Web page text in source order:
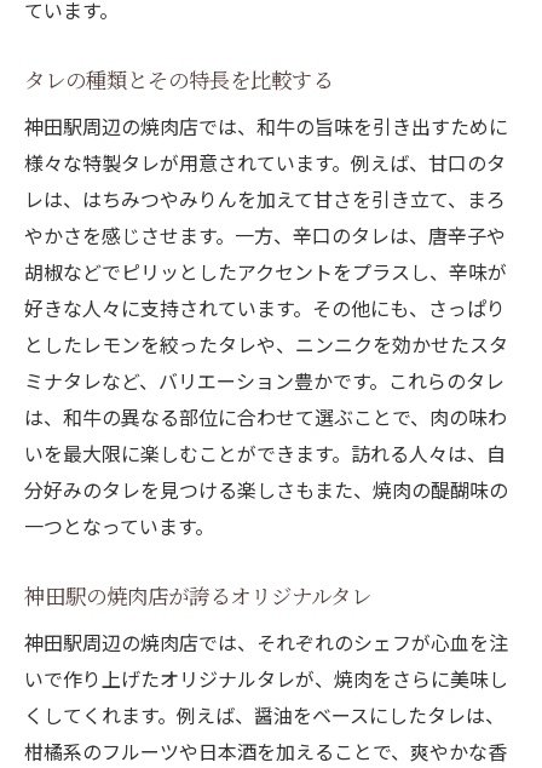
ています。
タレの種類とその特長を比較する
神田駅周辺の焼肉店では、和牛の旨味を引き出すために
様々な特製タレが用意されています。例えば、甘口のタ
レは、はちみつやみりんを加えて甘さを引き立て、まろ
やかさを感じさせます。一方、辛口のタレは、唐辛子や
胡椒などでピリッとしたアクセントをプラスし、辛味が
好きな人々に支持されています。その他にも、さっぱり
としたレモンを絞ったタレや、ニンニクを効かせたスタ
ミナタレなど、バリエーション豊かです。これらのタレ
は、和牛の異なる部位に合わせて選ぶことで、肉の味わ
いを最大限に楽しむことができます。訪れる人々は、自
分好みのタレを見つける楽しさもまた、焼肉の醍醐味の
一つとなっています。
神田駅の焼肉店が誇るオリジナルタレ
神田駅周辺の焼肉店では、それぞれのシェフが心血を注
いで作り上げたオリジナルタレが、焼肉をさらに美味し
くしてくれます。例えば、醤油をベースにしたタレは、
柑橘系のフルーツや日本酒を加えることで、爽やかな香